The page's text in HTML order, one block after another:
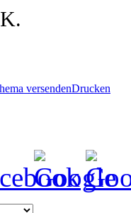
versendenDrucken